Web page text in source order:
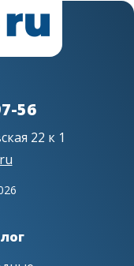
56
22 к 1